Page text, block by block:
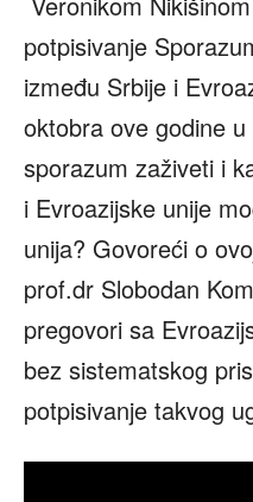
potpisivanje
između Srbije i
oktobra ove godine
sporazum zaživeti i
i Evroazijske unije
unija? Govoreći o
prof.dr Slobodan
pregovori sa
bez sistematskog
potpisivanje takvog